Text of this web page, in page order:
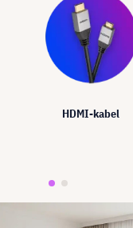
HDMI-kabel